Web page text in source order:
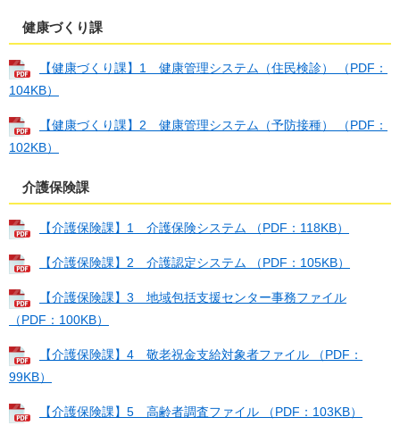
健康づくり課
【健康づくり課】1 健康管理システム（住民検診） （PDF：
104KB）
【健康づくり課】2 健康管理システム（予防接種） （PDF：
102KB）
介護保険課
【介護保険課】1 介護保険システム （PDF：118KB）
【介護保険課】2 介護認定システム （PDF：105KB）
【介護保険課】3 地域包括支援センター事務ファイル
（PDF：100KB）
【介護保険課】4 敬老祝金支給対象者ファイル （PDF：
99KB）
【介護保険課】5 高齢者調査ファイル （PDF：103KB）